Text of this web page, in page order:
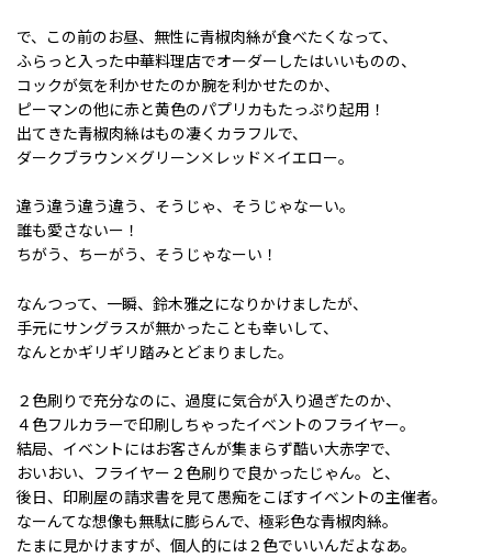
で、この前のお昼、無性に青椒肉絲が食べたくなって、
ふらっと入った中華料理店でオーダーしたはいいものの、
コックが気を利かせたのか腕を利かせたのか、
ピーマンの他に赤と黄色のパプリカもたっぷり起用！
出てきた青椒肉絲はもの凄くカラフルで、
ダークブラウン×グリーン×レッド×イエロー。
違う違う違う違う、そうじゃ、そうじゃなーい。
誰も愛さないー！
ちがう、ちーがう、そうじゃなーい！
なんつって、一瞬、鈴木雅之になりかけましたが、
手元にサングラスが無かったことも幸いして、
なんとかギリギリ踏みとどまりました。
２色刷りで充分なのに、過度に気合が入り過ぎたのか、
４色フルカラーで印刷しちゃったイベントのフライヤー。
結局、イベントにはお客さんが集まらず酷い大赤字で、
おいおい、フライヤー２色刷りで良かったじゃん。と、
後日、印刷屋の請求書を見て愚痴をこぼすイベントの主催者。
なーんてな想像も無駄に膨らんで、極彩色な青椒肉絲。
たまに見かけますが、個人的には２色でいいんだよなあ。